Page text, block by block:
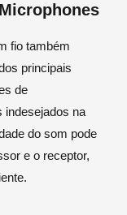
fio também
principais
de
indesejados na
do som pode
e o receptor,